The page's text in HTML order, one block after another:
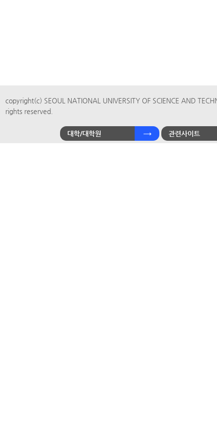
copyright(c) SEOUL NATIONAL UNIVERSITY OF SCIENCE AND
rights reserved.
대학/대학원 관련사이트